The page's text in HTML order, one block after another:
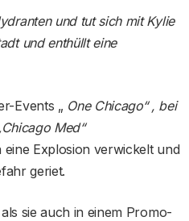
und tut sich mit Kylie
und enthüllt eine
Events „ One Chicago“ , bei
Med“
Explosion verwickelt und
geriet.
sie auch in einem Promo-